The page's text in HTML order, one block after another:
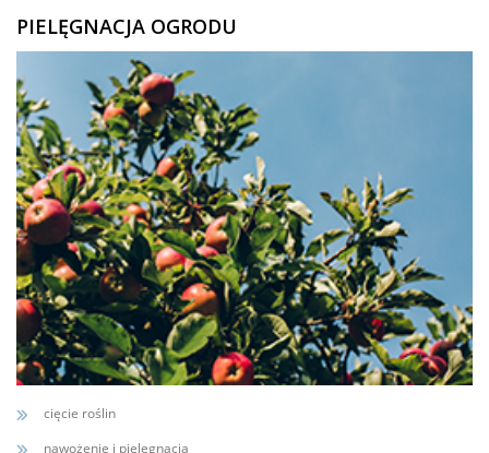
PIELĘGNACJA OGRODU
cięcie roślin
nawożenie i pielęgnacja